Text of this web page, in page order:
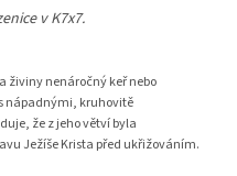
v K7x7.
živiny nenáročný keř nebo
nápadnými, kruhovitě
že z jeho větví byla
Ježíše Krista před ukřižováním.